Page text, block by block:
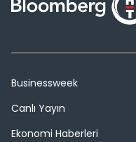
Businessweek
Canlı Yayın
Ekonomi Haberleri